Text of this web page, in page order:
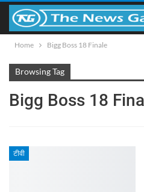
Home Bigg Boss 18 Finale
Browsing Tag
Bigg Boss 18
टीवी